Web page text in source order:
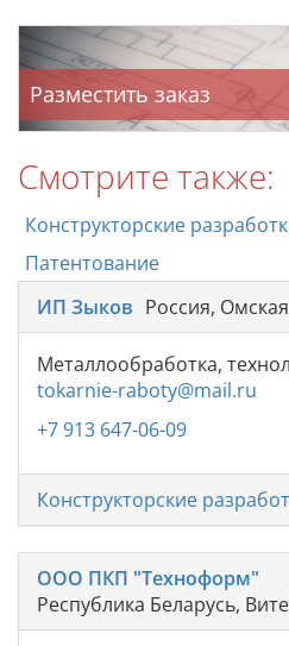
Разместить заказ
Смотрите также:
Конструкторские
Патентование
ИП Зыков Россия,
Металлообработка,
tokarnie-raboty@mail.ru
+7 913 647-06-09
Конструкторские
ООО ПКП "Техноформ"
Республика Беларусь,